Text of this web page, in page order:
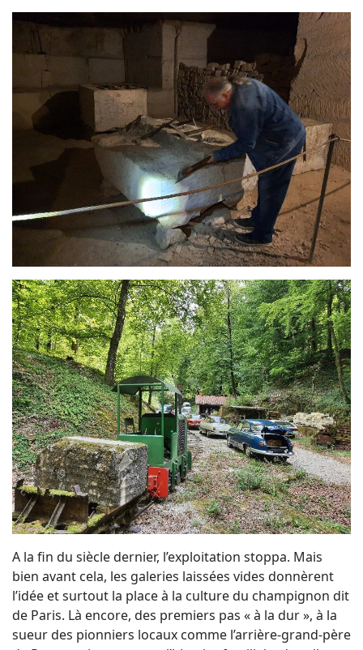
A la fin du siècle dernier, l’exploitation stoppa. Mais
bien avant cela, les galeries laissées vides donnèrent
l’idée et surtout la place à la culture du champignon dit
de Paris. Là encore, des premiers pas « à la dur », à la
sueur des pionniers locaux comme l’arrière-grand-père